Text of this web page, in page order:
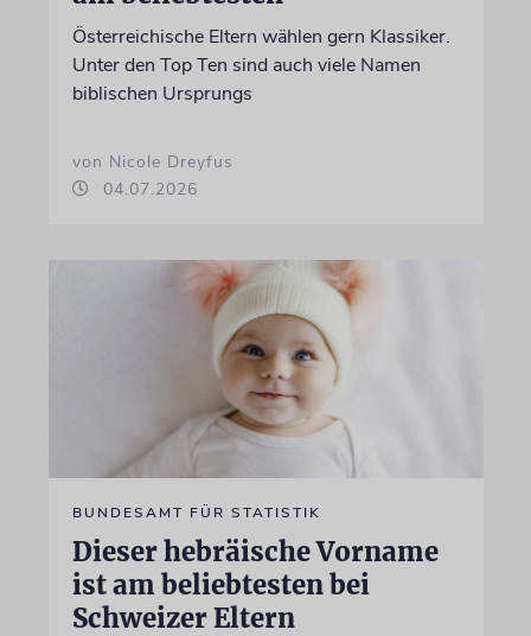
Österreichische Eltern wählen gern Klassiker.
Unter den Top Ten sind auch viele Namen
biblischen Ursprungs
von Nicole Dreyfus
04.07.2026
BUNDESAMT FÜR STATISTIK
Dieser hebräische Vorname
ist am beliebtesten bei
Schweizer Eltern